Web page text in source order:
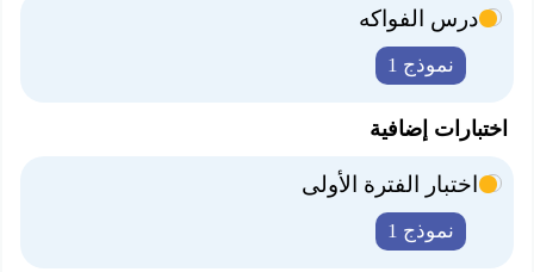
درس الفواكه
نموذج 1
اختبارات إضافية
اختبار الفترة الأولى
نموذج 1